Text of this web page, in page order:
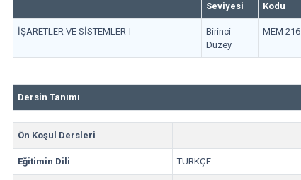
Seviyesi
Kodu
İŞARETLER VE SİSTEMLER-I
Birinci
Düzey
MEM 216
Dersin Tanımı
Ön Koşul Dersleri
Eğitimin Dili TÜRKÇE